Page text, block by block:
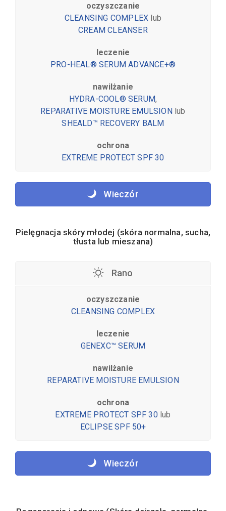
oczyszczanie
CLEANSING COMPLEX lub
CREAM CLEANSER
leczenie
PRO-HEAL® SERUM ADVANCE+®
nawilżanie
HYDRA-COOL® SERUM,
REPARATIVE MOISTURE EMULSION lub
SHEALD™ RECOVERY BALM
ochrona
EXTREME PROTECT SPF 30
Wieczór
Pielęgnacja skóry młodej (skóra normalna, sucha,
tłusta lub mieszana)
Rano
oczyszczanie
CLEANSING COMPLEX
leczenie
GENEXC™ SERUM
nawilżanie
REPARATIVE MOISTURE EMULSION
ochrona
EXTREME PROTECT SPF 30lub
ECLIPSE SPF 50+
Wieczór